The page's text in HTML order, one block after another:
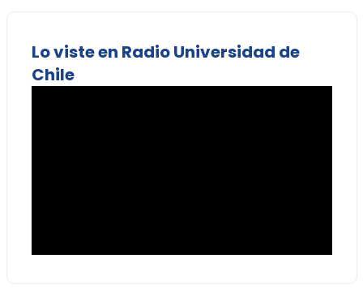
Lo viste en Radio Universidad de
Chile